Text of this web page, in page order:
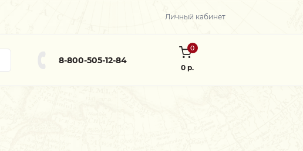
Личный кабинет
8-800-505-12-84
0
0 р.